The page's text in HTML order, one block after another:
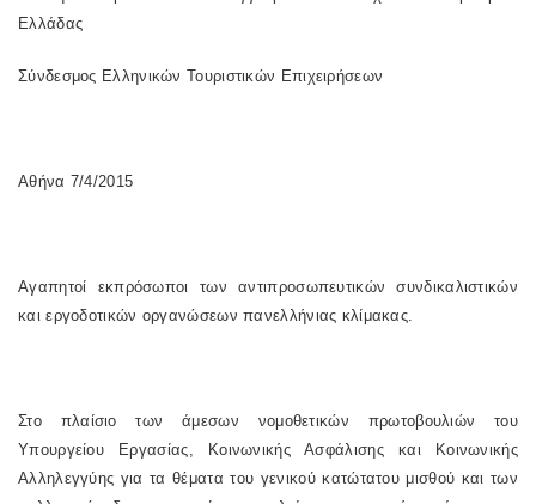
Ελλάδας
Σύνδεσμος Ελληνικών Τουριστικών Επιχειρήσεων
Αθήνα 7/4/2015
Αγαπητοί εκπρόσωποι των αντιπροσωπευτικών συνδικαλιστικών
και εργοδοτικών οργανώσεων πανελλήνιας κλίμακας.
Στο πλαίσιο των άμεσων νομοθετικών πρωτοβουλιών του
Υπουργείου Εργασίας, Κοινωνικής Ασφάλισης και Κοινωνικής
Αλληλεγγύης για τα θέματα του γενικού κατώτατου μισθού και των